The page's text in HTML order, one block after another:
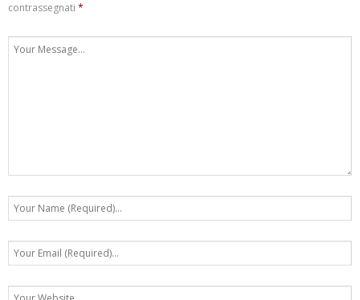
contrassegnati *